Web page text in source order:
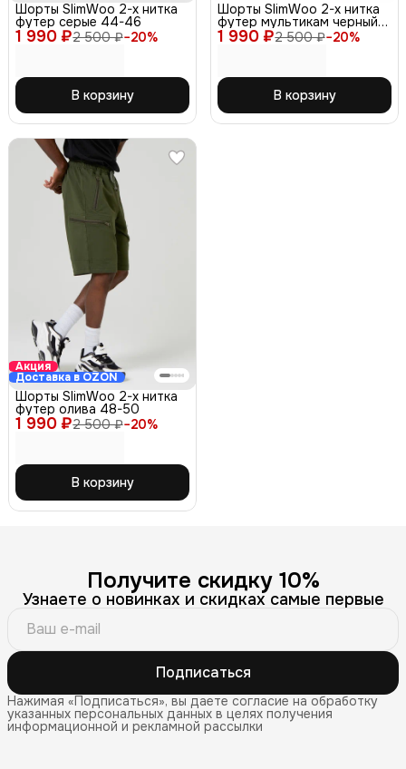
1 990 ₽2 500 ₽−20%
Шорты SlimWoo 2-х нитка
футер серые 44-46
В корзину
1 990 ₽2 500 ₽−20%
Шорты SlimWoo 2-х нитка
футер мультикам черный
48-50
В корзину
Акция
Доставка в OZON
1 990 ₽2 500 ₽−20%
Шорты SlimWoo 2-х нитка
футер олива 48-50
В корзину
Получите скидку 10%
Узнаете о новинках и скидках самые первые
Подписаться
Нажимая «Подписаться», вы даете согласие на обработку
указанных персональных данных в целях получения
информационной и рекламной рассылки